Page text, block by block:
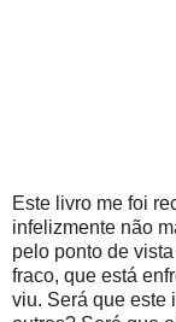
Este livro me foi
infelizmente não
pelo ponto de
fraco, que está
viu. Será que este